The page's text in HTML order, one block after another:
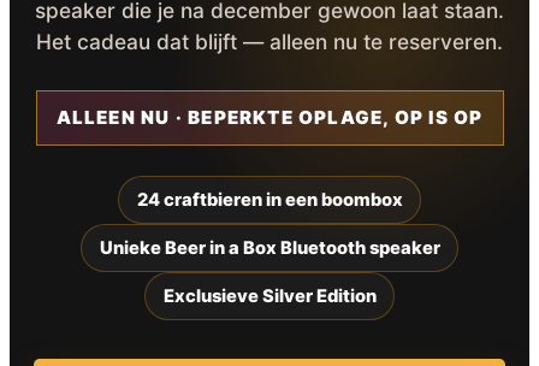
speaker die je na december gewoon laat staan.
Het cadeau dat blijft — alleen nu te reserveren.
ALLEEN NU · BEPERKTE OPLAGE, OP IS OP
24 craftbieren in een boombox
Unieke Beer in a Box Bluetooth speaker
Exclusieve Silver Edition